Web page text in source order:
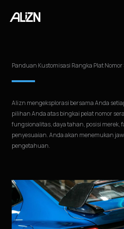
Panduan Kustomisasi Rangka Plat Nomor
Alizn mengeksplorasi bersama Anda
pilihan Anda atas bingkai pelat nomor
fungsionalitas, daya tahan, posisi merek,
penyesuaian. Anda akan menemukan
pengetahuan.